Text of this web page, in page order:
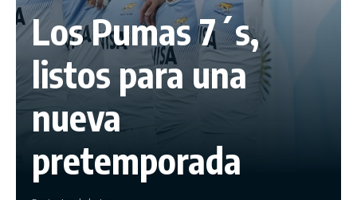
Los Pumas 7´s,
listos para una
nueva
pretemporada